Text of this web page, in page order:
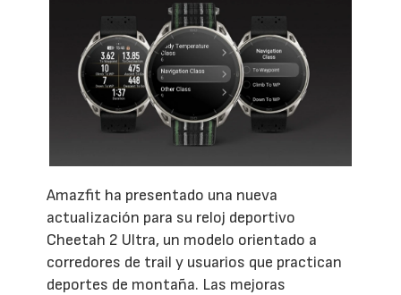
Amazfit ha presentado una nueva
actualización para su reloj deportivo
Cheetah 2 Ultra, un modelo orientado a
corredores de trail y usuarios que practican
deportes de montaña. Las mejoras